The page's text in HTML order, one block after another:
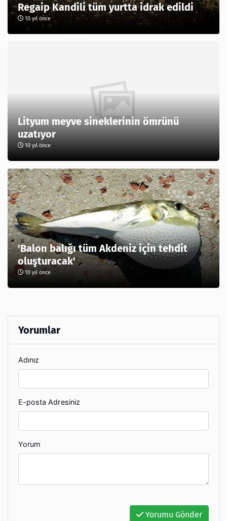
Regaip Kandili tüm yurtta idrak edildi
10 yıl önce
Lityum meyve sineklerinin ömrünü
uzatıyor
10 yıl önce
'Balon balığı tüm Akdeniz için tehdit
oluşturacak'
10 yıl önce
Yorumlar
Adınız
E-posta Adresiniz
Yorum
Yorumu Gönder